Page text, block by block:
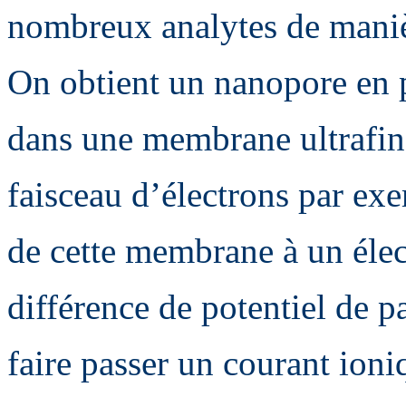
nombreux analytes de
On obtient un nanopore
dans une membrane
faisceau d’électrons par
de cette membrane à un
différence de potentiel de
faire passer un courant